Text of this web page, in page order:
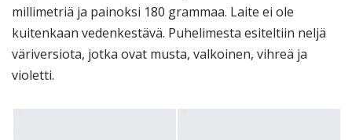
millimetriä ja painoksi 180 grammaa. Laite ei ole
kuitenkaan vedenkestävä. Puhelimesta esiteltiin neljä
väriversiota, jotka ovat musta, valkoinen, vihreä ja
violetti.